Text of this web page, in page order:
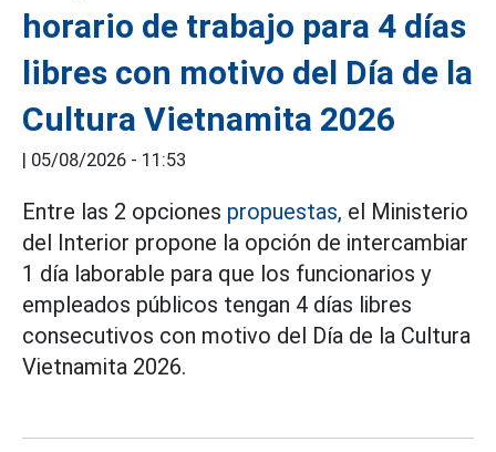
horario de trabajo para 4 días
libres con motivo del Día de la
Cultura Vietnamita 2026
| 05/08/2026 - 11:53
Entre las 2 opciones propuestas, el Ministerio
del Interior propone la opción de intercambiar
1 día laborable para que los funcionarios y
empleados públicos tengan 4 días libres
consecutivos con motivo del Día de la Cultura
Vietnamita 2026.